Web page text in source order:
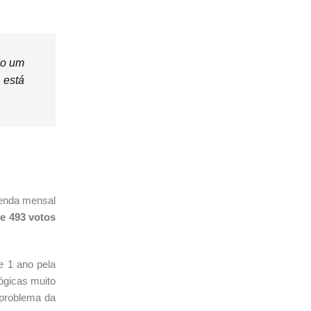
um
mensal
493 votos
1 ano pela
muito
da